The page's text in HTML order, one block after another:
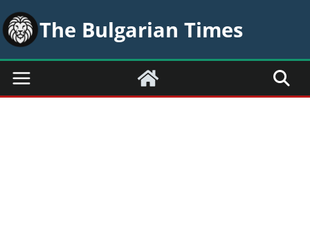
Skip
to
content
The Bulgarian Times